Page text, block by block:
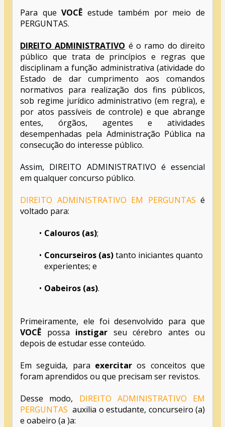
Para que VOCÊ estude também por meio de
PERGUNTAS.
DIREITO ADMINISTRATIVO é o ramo do direito
público que trata de princípios e regras que
disciplinam a função administrativa (atividade do
Estado de dar cumprimento aos comandos
normativos para realização dos fins públicos,
sob regime jurídico administrativo (em regra), e
por atos passíveis de controle) e que abrange
entes, órgãos, agentes e atividades
desempenhadas pela Administração Pública na
consecução do interesse público.
Assim, DIREITO ADMINISTRATIVO é essencial
em qualquer concurso público.
DIREITO ADMINISTRATIVO EM PERGUNTAS é
voltado para:
Calouros (as);
Concurseiros (as) tanto iniciantes quanto
experientes; e
Oabeiros (as).
VOCÊ possa instigar seu cérebro antes ou
depois de estudar esse conteúdo.
Em seguida, para exercitar os conceitos que
foram aprendidos ou que precisam ser revistos.
Desse modo, DIREITO ADMINISTRATIVO EM
PERGUNTAS
  auxilia o estudante, concurseiro (a)
e oabeiro (a )a: